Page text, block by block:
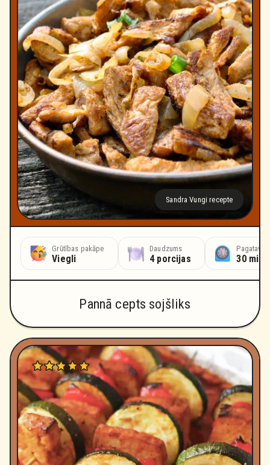
Sandra Vungi recepte
Grūtības pakāpe
Viegli
Daudzums
4 porcijas 30
Pannā cepts sojšliks